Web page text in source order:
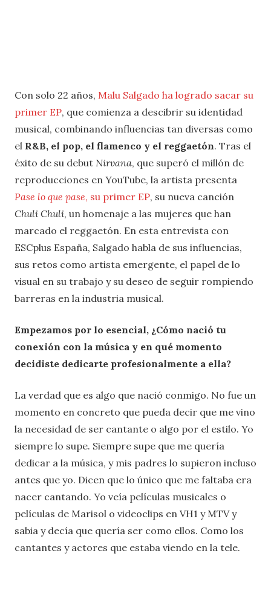
Con solo 22 años, Malu Salgado ha logrado sacar su
primer EP, que comienza a descibrir su identidad
musical, combinando influencias tan diversas como
el R&B, el pop, el flamenco y el reggaetón. Tras el
éxito de su debut Nirvana, que superó el millón de
reproducciones en YouTube, la artista presenta
Pase lo que pase, su primer EP, su nueva canción
Chuli Chuli, un homenaje a las mujeres que han
marcado el reggaetón. En esta entrevista con
ESCplus España, Salgado habla de sus influencias,
sus retos como artista emergente, el papel de lo
visual en su trabajo y su deseo de seguir rompiendo
barreras en la industria musical.
Empezamos por lo esencial, ¿Cómo nació tu
conexión con la música y en qué momento
decidiste dedicarte profesionalmente a ella?
La verdad que es algo que nació conmigo. No fue un
momento en concreto que pueda decir que me vino
la necesidad de ser cantante o algo por el estilo. Yo
siempre lo supe. Siempre supe que me quería
dedicar a la música, y mis padres lo supieron incluso
antes que yo. Dicen que lo único que me faltaba era
nacer cantando. Yo veía películas musicales o
películas de Marisol o videoclips en VH1 y MTV y
sabia y decía que quería ser como ellos. Como los
cantantes y actores que estaba viendo en la tele.